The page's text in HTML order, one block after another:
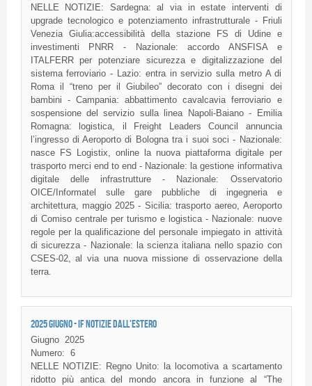
NELLE NOTIZIE: Sardegna: al via in estate interventi di
upgrade tecnologico e potenziamento infrastrutturale - Friuli
Venezia Giulia:accessibilità della stazione FS di Udine e
investimenti PNRR - Nazionale: accordo ANSFISA e
ITALFERR per potenziare sicurezza e digitalizzazione del
sistema ferroviario - Lazio: entra in servizio sulla metro A di
Roma il “treno per il Giubileo” decorato con i disegni dei
bambini - Campania: abbattimento cavalcavia ferroviario e
sospensione del servizio sulla linea Napoli-Baiano - Emilia
Romagna: logistica, il Freight Leaders Council annuncia
l’ingresso di Aeroporto di Bologna tra i suoi soci - Nazionale:
nasce FS Logistix, online la nuova piattaforma digitale per
trasporto merci end to end - Nazionale: la gestione informativa
digitale delle infrastrutture - Nazionale: Osservatorio
OICE/Informatel sulle gare pubbliche di ingegneria e
architettura, maggio 2025 - Sicilia: trasporto aereo, Aeroporto
di Comiso centrale per turismo e logistica - Nazionale: nuove
regole per la qualificazione del personale impiegato in attività
di sicurezza - Nazionale: la scienza italiana nello spazio con
CSES-02, al via una nuova missione di osservazione della
terra.
2025 GIUGNO - IF NOTIZIE DALL'ESTERO
Giugno 2025
Numero: 6
NELLE NOTIZIE: Regno Unito: la locomotiva a scartamento
ridotto più antica del mondo ancora in funzione al “The